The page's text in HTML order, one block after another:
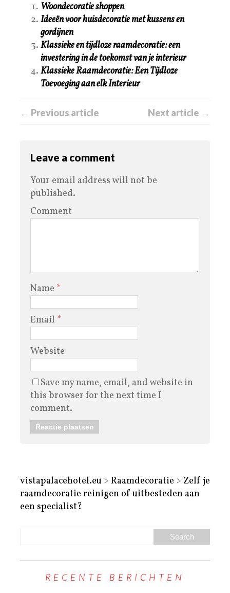
Woondecoratie shoppen
Ideeën voor huisdecoratie met kussens en
gordijnen
Klassieke en tijdloze raamdecoratie: een
investering in de toekomst van je interieur
Klassieke Raamdecoratie: Een Tijdloze
Toevoeging aan elk Interieur
← Previous article Next article →
Leave a comment
Your email address will not be
published.
Comment
Name *
Email *
Website
Save my name, email, and website in
this browser for the next time I
comment.
vistapalacehotel.eu > Raamdecoratie > Zelf je
raamdecoratie reinigen of uitbesteden aan
een specialist?
RECENTE BERICHTEN